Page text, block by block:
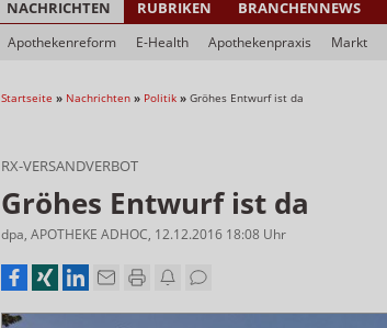
NACHRICHTEN RUBRIKEN BRANCHENNEWS
Apothekenreform E-Health Apothekenpraxis Markt
Startseite » Nachrichten » Politik » Gröhes Entwurf ist da
RX-VERSANDVERBOT
Gröhes Entwurf ist da
dpa, APOTHEKE ADHOC, 12.12.2016 18:08 Uhr